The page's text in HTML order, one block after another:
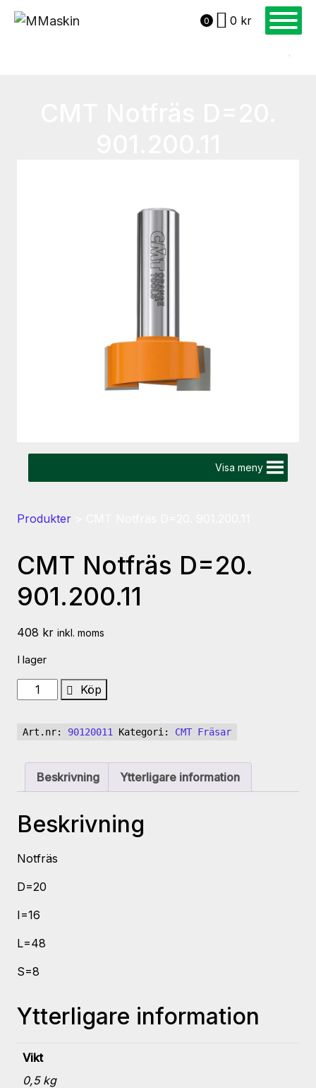
0 0 kr
Visa meny
Produkter
CMT Notfräs D=20.
901.200.11
408 kr inkl. moms
I lager
CMT
Notfräs
901.200.11
Köp
Art.nr: 90120011 Kategori: CMT Fräsar
Beskrivning Ytterligare information
Beskrivning
Notfräs
D=20
I=16
L=48
S=8
Ytterligare information
Vikt
0,5 kg